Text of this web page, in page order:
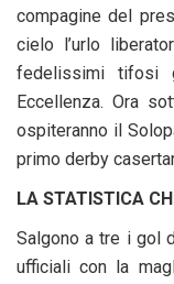
compagine del
cielo l’urlo
fedelissimi tifosi
Eccellenza. Ora
ospiteranno il
primo derby
LA STATISTICA
Salgono a tre i gol
ufficiali con la